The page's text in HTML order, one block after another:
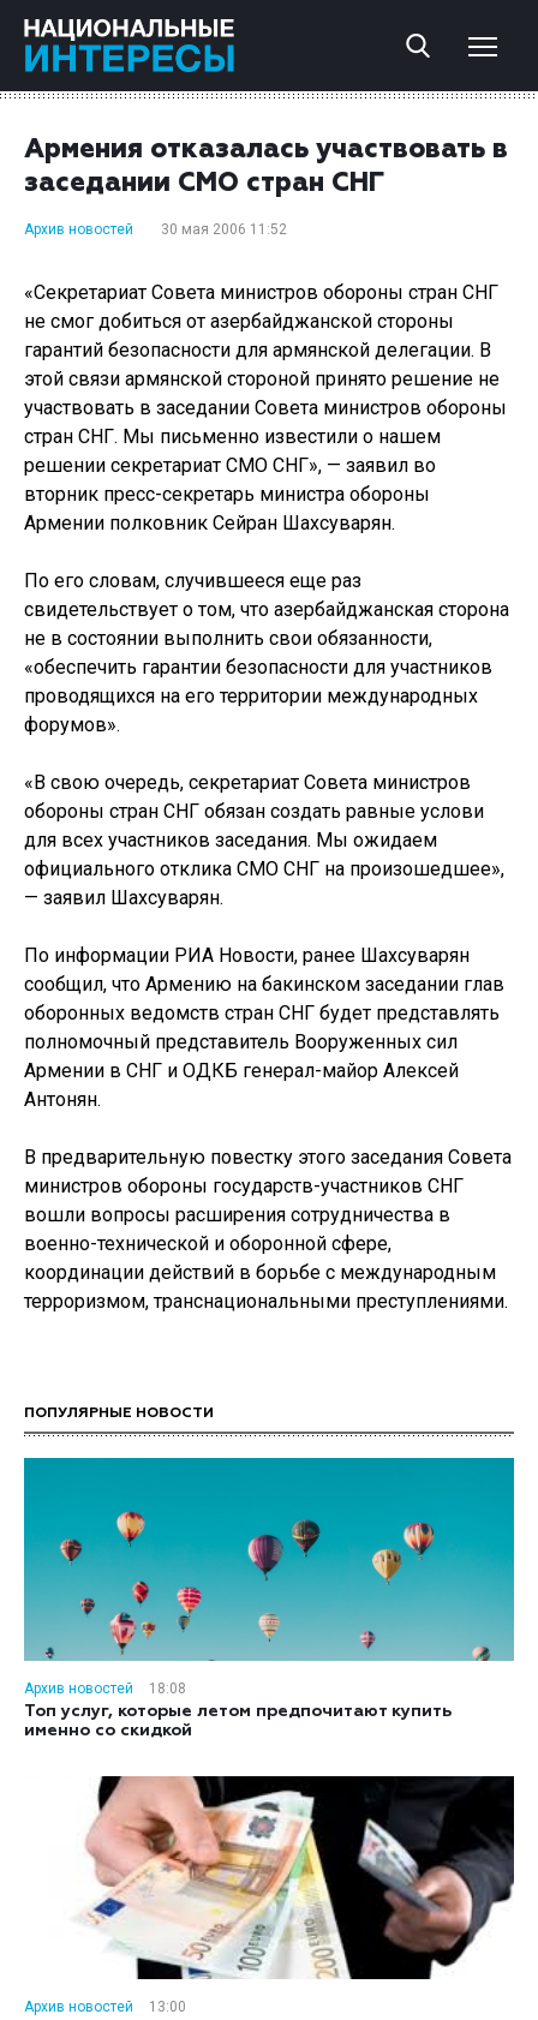
Армения отказалась участвовать в
заседании СМО стран СHГ
Архив новостей 30 мая 2006 11:52
«Секретариат Совета министров обороны стран СHГ
не смог добиться от азербайджанской стороны
гарантий безопасности для армянской делегации. В
этой связи армянской стороной принято решение не
участвовать в заседании Совета министров обороны
стран СHГ. Мы письменно известили о нашем
решении секретариат СМО СНГ», — заявил во
вторник пресс-секретарь министра обороны
Армении полковник Сейран Шахсуварян.
По его словам, случившееся еще раз
свидетельствует о том, что азербайджанская сторона
не в состоянии выполнить свои обязанности,
«обеспечить гарантии безопасности для участников
проводящихся на его территории международных
форумов».
«В свою очередь, секретариат Совета министров
обороны стран СHГ обязан создать равные услови
для всех участников заседания. Мы ожидаем
официального отклика СМО СНГ на произошедшее»,
— заявил Шахсуварян.
По информации РИА Новости, ранее Шахсуварян
сообщил, что Армению на бакинском заседании глав
оборонных ведомств стран СНГ будет представлять
полномочный представитель Вооруженных сил
Армении в СНГ и ОДКБ генерал-майор Алексей
Антонян.
В предварительную повестку этого заседания Совета
министров обороны государств-участников СНГ
вошли вопросы расширения сотрудничества в
военно-технической и оборонной сфере,
координации действий в борьбе с международным
терроризмом, транснациональными преступлениями.
ПОПУЛЯРНЫЕ НОВОСТИ
Архив новостей
18:08
Топ услуг, которые летом предпочитают купить
именно со скидкой
Архив новостей
13:00